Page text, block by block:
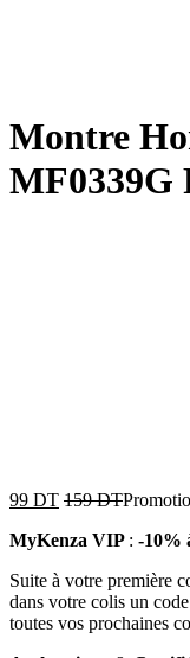
Montre
MF0339G
99 DT 159DT
MyKenza VIP : -10%
Suite à votre première
dans votre colis un
toutes vos prochaines